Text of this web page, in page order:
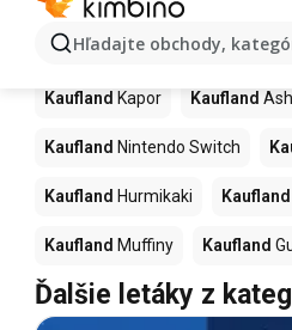
Hľadajte obchody,
Ďalšie produkty v
Kaufland
Kaufland Kapor Kaufland
Kaufland Nintendo Switch
Kaufland Hurmikaki Kaufland
Kaufland Muffiny Kaufland
Ďalšie letáky z